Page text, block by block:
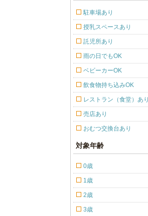
駐車場あり
授乳スペースあり
託児所あり
雨の日でもOK
ベビーカーOK
飲食物持ち込みOK
レストラン（食堂）あり
売店あり
おむつ交換台あり
対象年齢
0歳
1歳
2歳
3歳